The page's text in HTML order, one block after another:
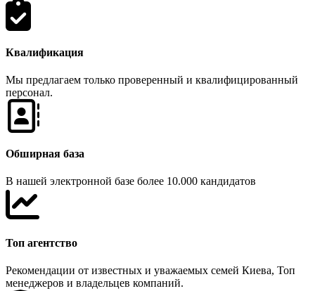
Квалификация
Мы предлагаем только проверенный и квалифицированный
персонал.
Обширная база
В нашей электронной базе более 10.000 кандидатов
Топ агентство
Рекомендации от известных и уважаемых семей Киева, Топ
менеджеров и владельцев компаний.